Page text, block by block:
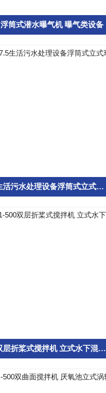
浮筒式潜水曝气机 曝气类设备
生活污水处理设备浮筒式立式环流搅拌机
双层折桨式搅拌机 立式水下混合器设备